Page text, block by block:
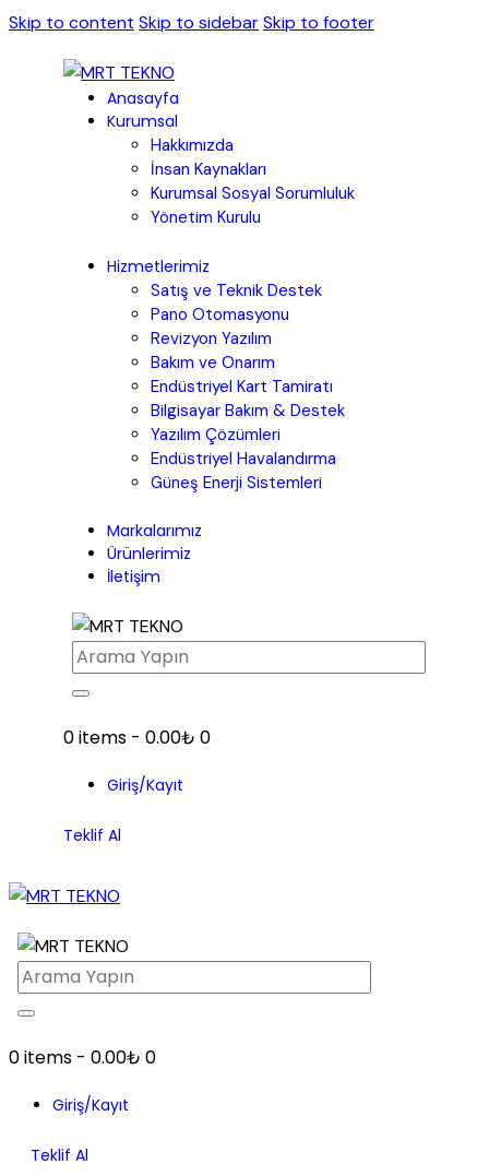
Skip to content Skip to sidebarSkip to footer
Anasayfa
Kurumsal
Hakkımızda
İnsan Kaynakları
Kurumsal Sosyal Sorumluluk
Yönetim Kurulu
Hizmetlerimiz
Satış ve Teknik Destek
Pano Otomasyonu
Revizyon Yazılım
Bakım ve Onarım
Endüstriyel Kart Tamiratı
Bilgisayar Bakım & Destek
Yazılım Çözümleri
Endüstriyel Havalandırma
Güneş Enerji Sistemleri
Markalarımız
Ürünlerimiz
İletişim
0 items - 0.00₺ 0
Giriş/Kayıt
Teklif Al
0 items - 0.00₺ 0
Giriş/Kayıt
Teklif Al